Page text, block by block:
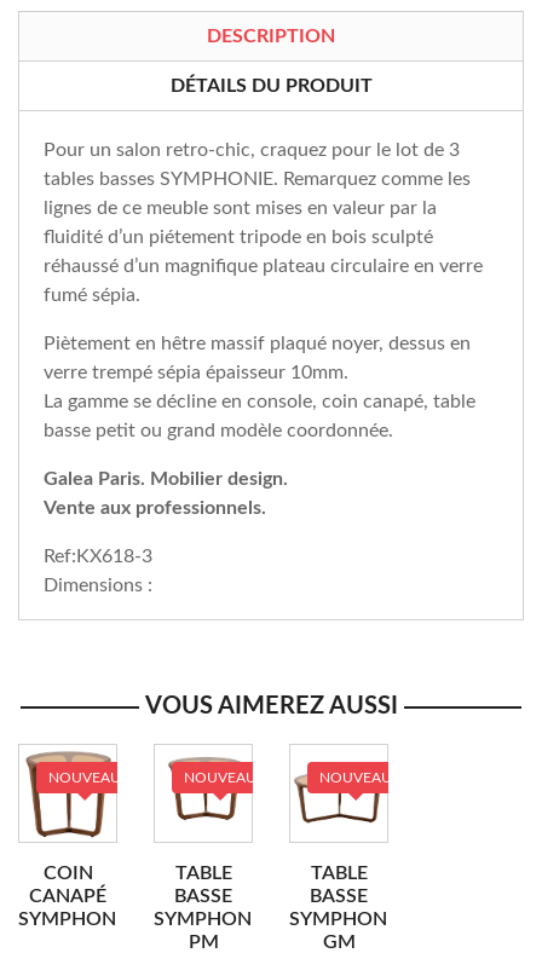
DESCRIPTION
DÉTAILS DU PRODUIT
Pour un salon retro-chic, craquez pour le lot de 3
tables basses SYMPHONIE. Remarquez comme les
lignes de ce meuble sont mises en valeur par la
fluidité d’un piétement tripode en bois sculpté
réhaussé d’un magnifique plateau circulaire en verre
fumé sépia.
Piètement en hêtre massif plaqué noyer, dessus en
verre trempé sépia épaisseur 10mm.
La gamme se décline en console, coin canapé, table
basse petit ou grand modèle coordonnée.
Galea Paris. Mobilier design.
Vente aux professionnels.
Ref:KX618-3
Dimensions :
VOUS AIMEREZ AUSSI
COIN
CANAPÉ
SYMPHONIE
NOUVEAU
TABLE
BASSE
SYMPHONIE
PM
NOUVEAU
TABLE
BASSE
SYMPHONIE
GM
NOUVEAU